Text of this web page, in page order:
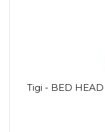
Tigi - BED